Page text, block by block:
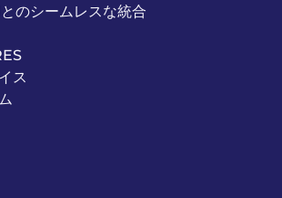
のシームレスな統合
ス